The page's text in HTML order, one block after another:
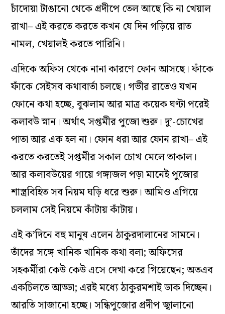
চাঁদোয়া টাঙানো থেকে প্রদীপে তেল আছে কি না খেয়াল
রাখা– এই করতে করতে কখন যে দিন গড়িয়ে রাত
নামল, খেয়ালই করতে পারিনি।
এদিকে অফিস থেকে নানা কারণে ফোন আসছে। ফাঁকে
ফাঁকে সেইসব কথাবার্তা চলছে। গভীর রাতেও যখন
ফোনে কথা হচ্ছে, বুঝলাম আর মাত্র কয়েক ঘণ্টা পরেই
কলাবউ স্নান। অর্থাৎ সপ্তমীর পুজো শুরু। দু’-চোখের
পাতা আর এক হল না। ফোন ধরা আর ফোন রাখা– এই
করতে করতেই সপ্তমীর সকাল চোখ মেলে তাকাল।
আর কলাবউয়ের গায়ে গঙ্গাজল পড়া মানেই পুজোর
শাস্ত্রবিহিত সব নিয়ম ঘড়ি ধরে শুরু। আমিও এগিয়ে
চললাম সেই নিয়মে কাঁটায় কাঁটায়।
এই ক’দিনে বহু মানুষ এলেন ঠাকুরদালানের সামনে।
তাঁদের সঙ্গে খানিক খানিক কথা বলা; অফিসের
সহকর্মীরা কেউ কেউ এসে দেখা করে গিয়েছেন; অতএব
একচিলতে আড্ডা; এরই মধ্যে ঠাকুরমশাই ডাক দিচ্ছেন।
আরতি সাজানো হচ্ছে। সন্ধিপুজোর প্রদীপ জ্বালানো